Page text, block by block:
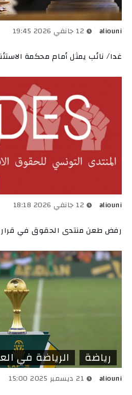
aliouni
غدا/ نائب يمثل أمام محكمة
aliouni
رفض طعن منتدى الحقوق في
رياضة الرياضة في
aliouni